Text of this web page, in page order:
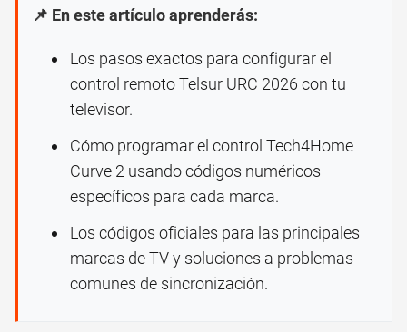
📌 En este artículo aprenderás:
Los pasos exactos para configurar el
control remoto Telsur URC 2026 con tu
televisor.
Cómo programar el control Tech4Home
Curve 2 usando códigos numéricos
específicos para cada marca.
Los códigos oficiales para las principales
marcas de TV y soluciones a problemas
comunes de sincronización.